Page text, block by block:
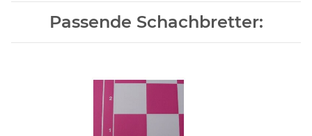
Passende Schachbretter: